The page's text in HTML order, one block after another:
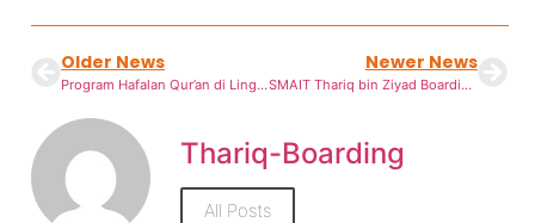
Older News
Program Hafalan Qur’an di Lingkungan Pesantren Modern Thariq bin Ziyad
Newer News
SMAIT Thariq bin Ziyad Boarding School Berhasil Loloskan 96% Siswa Ke PTN/PTLN, Bukti Keberhasilan Program Fokus PTN
Thariq-Boarding
All Posts